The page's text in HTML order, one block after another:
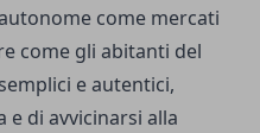
come mercati
come gli abitanti del
e autentici,
e di avvicinarsi alla